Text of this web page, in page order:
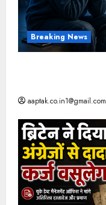
Breaking News
aaptak.co.in1@gmail.com